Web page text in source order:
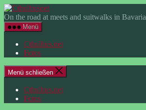
Zum
Inhalt
springen
Cthulhusnet
On the road at meets and suitwalks in Bavaria
Menü
Cthulhus.net
Fotos
Menü schließen
Cthulhus.net
Fotos